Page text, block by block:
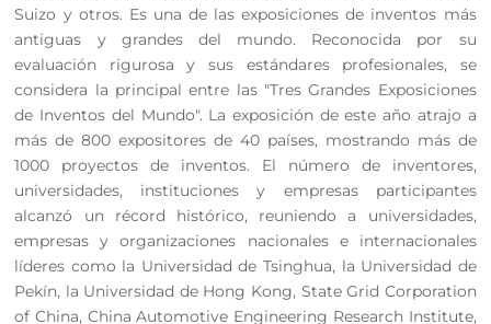
Suizo y otros. Es una de las exposiciones de inventos más
antiguas y grandes del mundo. Reconocida por su
evaluación rigurosa y sus estándares profesionales, se
considera la principal entre las "Tres Grandes Exposiciones
de Inventos del Mundo". La exposición de este año atrajo a
más de 800 expositores de 40 países, mostrando más de
1000 proyectos de inventos. El número de inventores,
universidades, instituciones y empresas participantes
alcanzó un récord histórico, reuniendo a universidades,
empresas y organizaciones nacionales e internacionales
líderes como la Universidad de Tsinghua, la Universidad de
Pekín, la Universidad de Hong Kong, State Grid Corporation
of China, China Automotive Engineering Research Institute,